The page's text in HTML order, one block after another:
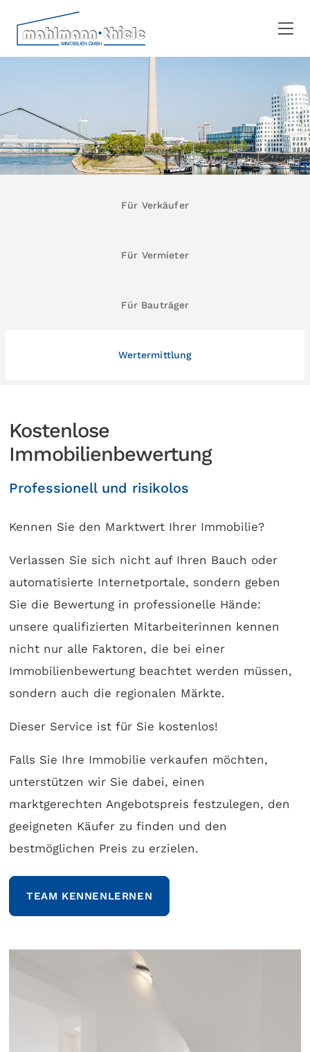
Für Verkäufer
Für Vermieter
Für Bauträger
Wertermittlung
Kostenlose
Immobilienbewertung
Professionell und risikolos
Kennen Sie den Marktwert Ihrer Immobilie?
Verlassen Sie sich nicht auf Ihren Bauch oder
automatisierte Internetportale, sondern geben
Sie die Bewertung in professionelle Hände:
unsere qualifizierten Mitarbeiterinnen kennen
nicht nur alle Faktoren, die bei einer
Immobilienbewertung beachtet werden müssen,
sondern auch die regionalen Märkte.
Dieser Service ist für Sie kostenlos!
Falls Sie Ihre Immobilie verkaufen möchten,
unterstützen wir Sie dabei, einen
marktgerechten Angebotspreis festzulegen, den
geeigneten Käufer zu finden und den
bestmöglichen Preis zu erzielen.
TEAM KENNENLERNEN